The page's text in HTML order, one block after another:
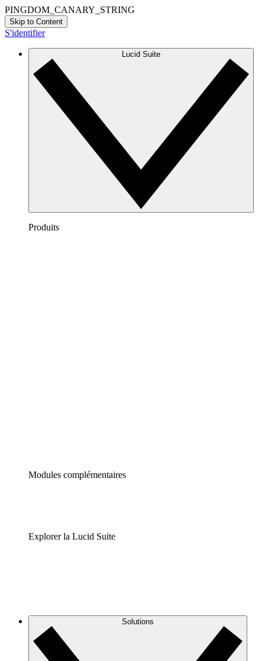
PINGDOM_CANARY_STRING
Skip to Content
S'identifier
Lucid Suite
Produits
Modules complémentaires
Explorer la Lucid Suite
Solutions